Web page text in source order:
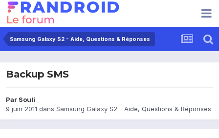
Samsung Galaxy S2 - Aide, Questions & Réponses
Backup SMS
Par Souli
9 juin 2011 dans Samsung Galaxy S2 - Aide, Questions & Réponses